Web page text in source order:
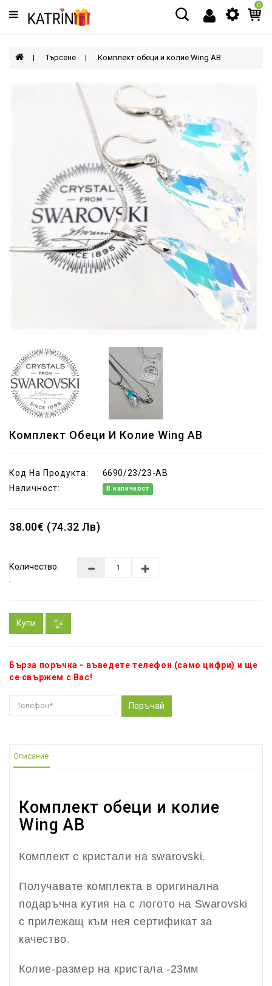
Категории
МЪЖЕ
0
Търсене Комплект обеци и колие Wing AB
Комплект Обеци И Колие Wing AB
Код На Продукта:
6690/23/23-AB
Наличност:
В наличност
38.00€ (74.32 Лв)
Количество:
:
Купи
Бърза поръчка - въведете телефон (само цифри) и ще
се свържем с Вас!
Поръчай
Описание
Комплект обеци и колие
Wing AB
Комплект с кристали на swarovski.
Получавате комплекта в оригинална
подаръчна кутия на с логото на Swarovski
с прилежащ към нея сертификат за
качество.
Колие-размер на кристала -23мм